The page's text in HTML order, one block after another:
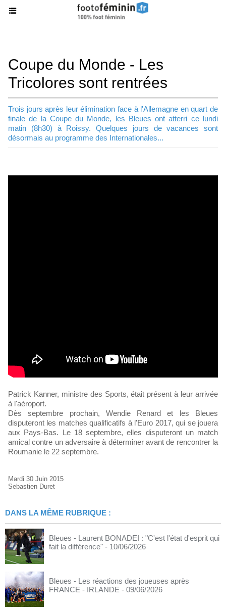
Coupe du Monde - Les
Tricolores sont rentrées
Trois jours après leur élimination face à l'Allemagne en quart de
finale de la Coupe du Monde, les Bleues ont atterri ce lundi
matin (8h30) à Roissy. Quelques jours de vacances sont
désormais au programme des Internationales...
Patrick Kanner, ministre des Sports, était présent à leur arrivée
à l'aéroport.
Dès septembre prochain, Wendie Renard et les Bleues
disputeront les matches qualificatifs à l'Euro 2017, qui se jouera
aux Pays-Bas. Le 18 septembre, elles disputeront un match
amical contre un adversaire à déterminer avant de rencontrer la
Roumanie le 22 septembre.
Mardi 30 Juin 2015
Sebastien Duret
DANS LA MÊME RUBRIQUE :
Bleues - Laurent BONADEI : "C'est l'état d'esprit qui
fait la différence" - 10/06/2026
Bleues - Les réactions des joueuses après
FRANCE - IRLANDE - 09/06/2026